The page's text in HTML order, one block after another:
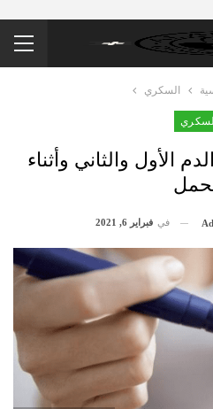
السكري
السكري
والثاني وأثناء
في فبراير 6, 2021